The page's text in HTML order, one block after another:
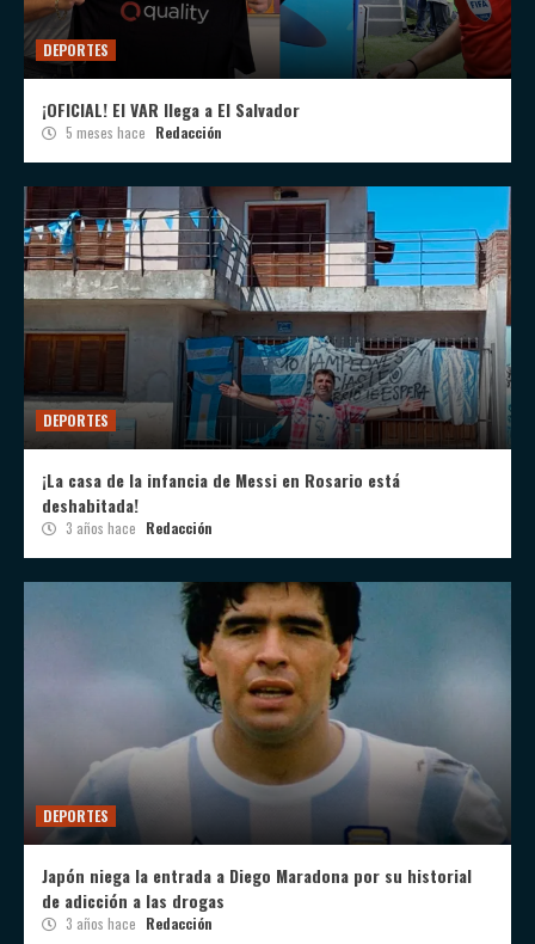
DEPORTES
¡OFICIAL! El VAR llega a El Salvador
5 meses hace Redacción
DEPORTES
¡La casa de la infancia de Messi en Rosario está
deshabitada!
3 años hace Redacción
DEPORTES
Japón niega la entrada a Diego Maradona por su historial
de adicción a las drogas
3 años hace Redacción